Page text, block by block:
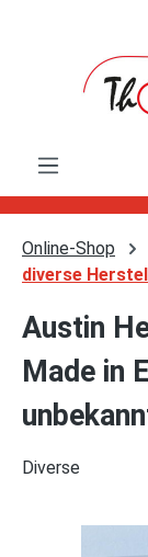
Online-Shop
diverse
Austin
Made in
Diverse